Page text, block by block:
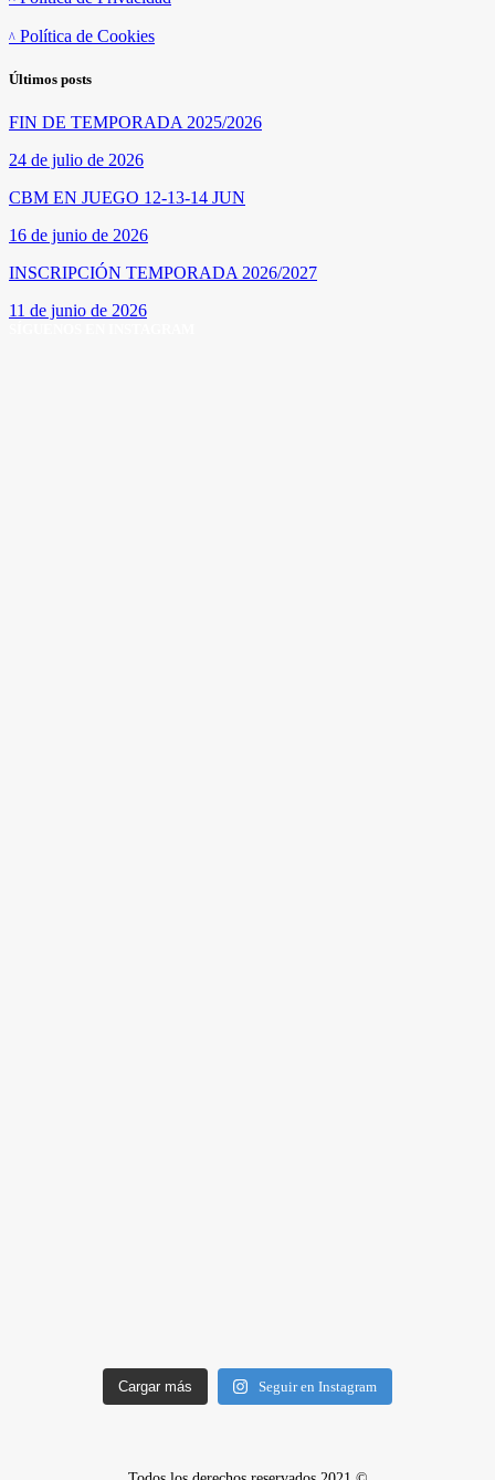
Política de Cookies
Últimos posts
FIN DE TEMPORADA 2025/2026
24 de julio de 2026
CBM EN JUEGO 12-13-14 JUN
16 de junio de 2026
INSCRIPCIÓN TEMPORADA 2026/2027
11 de junio de 2026
Cargar más Seguir en Instagram